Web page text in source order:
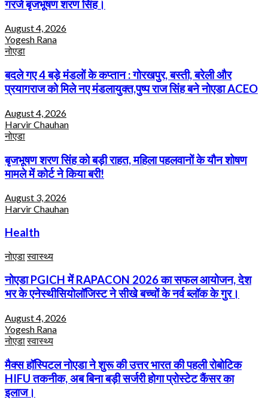
गरजे बृजभूषण शरण सिंह।
August 4, 2026
Yogesh Rana
नोएडा
बदले गए 4 बड़े मंडलों के कप्तान : गोरखपुर, बस्ती, बरेली और
प्रयागराज को मिले नए मंडलायुक्त,पुष्प राज सिंह बने नोएडा ACEO
August 4, 2026
Harvir Chauhan
नोएडा
बृजभूषण शरण सिंह को बड़ी राहत, महिला पहलवानों के यौन शोषण
मामले में कोर्ट ने किया बरी!
August 3, 2026
Harvir Chauhan
Health
नोएडास्वास्थ्य
नोएडा PGICH में RAPACON 2026 का सफल आयोजन, देश
भर के एनेस्थीसियोलॉजिस्ट ने सीखे बच्चों के नर्व ब्लॉक के गुर।
August 4, 2026
Yogesh Rana
नोएडास्वास्थ्य
मैक्स हॉस्पिटल नोएडा ने शुरू की उत्तर भारत की पहली रोबोटिक
HIFU तकनीक, अब बिना बड़ी सर्जरी होगा प्रोस्टेट कैंसर का
इलाज।